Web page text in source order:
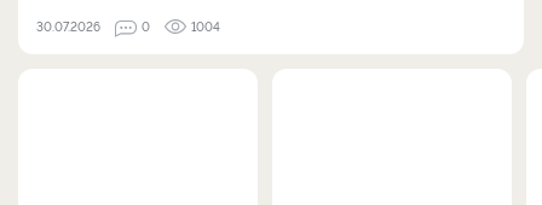
30.07.2026 0 1004